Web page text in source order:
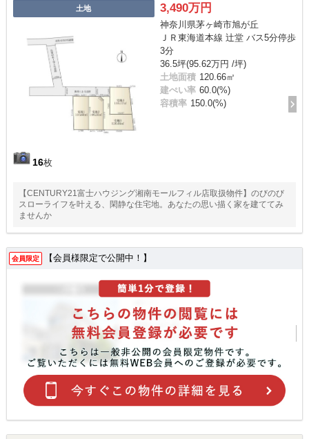
土地
16枚
3,490万円
神奈川県茅ヶ崎市旭が丘
ＪＲ東海道本線 辻堂 バス5分停歩
3分
36.5坪(95.62万円 /坪)
土地面積 120.66㎡
建ぺい率 60.0(%)
容積率 150.0(%)
【CENTURY21富士ハウジング湘南モールフィル店取扱物件】のびのび
スローライフを叶える、閑静な住宅地。あなたの思い描く家を建ててみ
ませんか
会員限定 【会員様限定で公開中！】